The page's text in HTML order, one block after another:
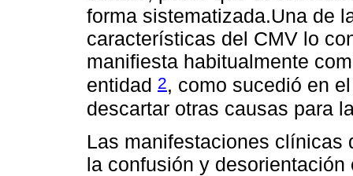
forma sistematizada.Una de
características del CMV lo
manifiesta habitualmente
entidad 2, como sucedió en
descartar otras causas para
Las manifestaciones clínicas
la confusión y